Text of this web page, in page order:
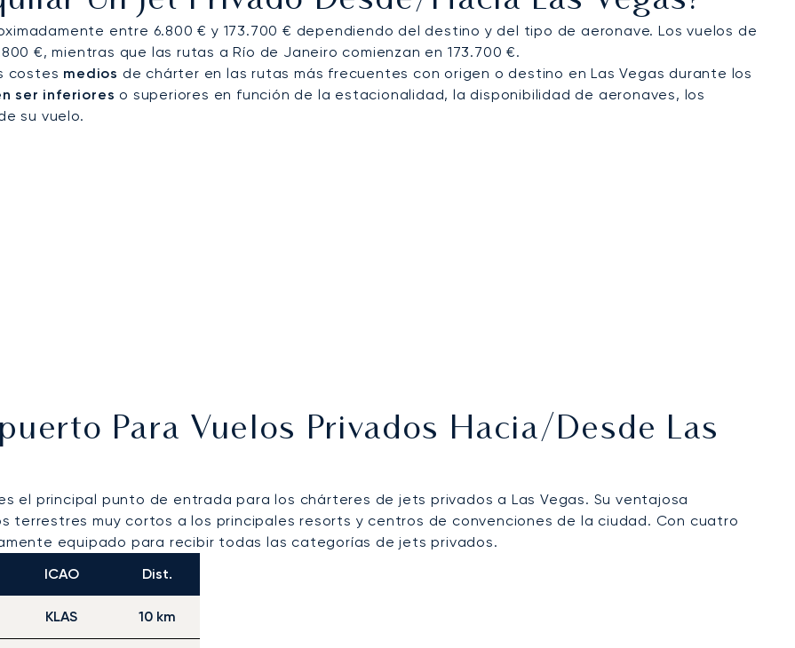
entre 6.800 € y 173.700 € dependiendo del destino y del tipo de aeronave. Los vuelos de
€, mientras que las rutas a Río de Janeiro comienzan en 173.700 €.
costes medios de chárter en las rutas más frecuentes con origen o destino en Las Vegas durante los
ser inferiores o superiores en función de la estacionalidad, la disponibilidad de aeronaves, los
su vuelo.
Para Vuelos Privados Hacia/desde Las
es el principal punto de entrada para los chárteres de jets privados a Las Vegas. Su ventajosa
terrestres muy cortos a los principales resorts y centros de convenciones de la ciudad. Con cuatro
equipado para recibir todas las categorías de jets privados.
ICAO Dist.
KLAS 10 km